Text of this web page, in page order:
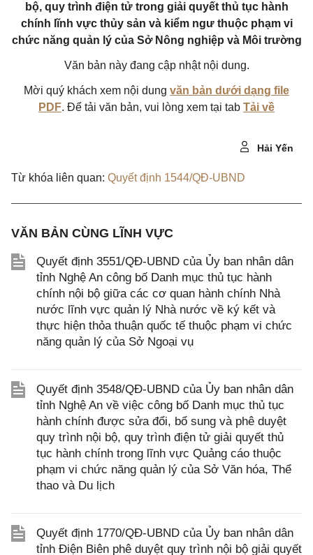
bộ, quy trình điện tử trong giải quyết thủ tục hành
chính lĩnh vực thủy sản và kiểm ngư thuộc phạm vi
chức năng quản lý của Sở Nông nghiệp và Môi trường
Văn bản này đang cập nhật nội dung.
Mời quý khách xem nội dung văn bản dưới dạng file
PDF. Để tải văn bản, vui lòng xem tại tab Tải về
Hải Yến
Từ khóa liên quan: Quyết định 1544/QĐ-UBND
VĂN BẢN CÙNG LĨNH VỰC
Quyết định 3551/QĐ-UBND của Ủy ban nhân dân
tỉnh Nghệ An công bố Danh mục thủ tục hành
chính nội bộ giữa các cơ quan hành chính Nhà
nước lĩnh vực quản lý Nhà nước về ký kết và
thực hiện thỏa thuận quốc tế thuộc phạm vi chức
năng quản lý của Sở Ngoại vụ
Quyết định 3548/QĐ-UBND của Ủy ban nhân dân
tỉnh Nghệ An về việc công bố Danh mục thủ tục
hành chính được sửa đổi, bổ sung và phê duyệt
quy trình nội bộ, quy trình điện tử giải quyết thủ
tục hành chính trong lĩnh vực Quảng cáo thuộc
phạm vi chức năng quản lý của Sở Văn hóa, Thể
thao và Du lịch
Quyết định 1770/QĐ-UBND của Ủy ban nhân dân
tỉnh Điện Biên phê duyệt quy trình nội bộ giải quyết